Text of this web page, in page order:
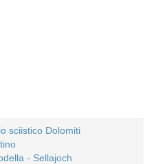
sciistico Dolomiti
- Sellajoch